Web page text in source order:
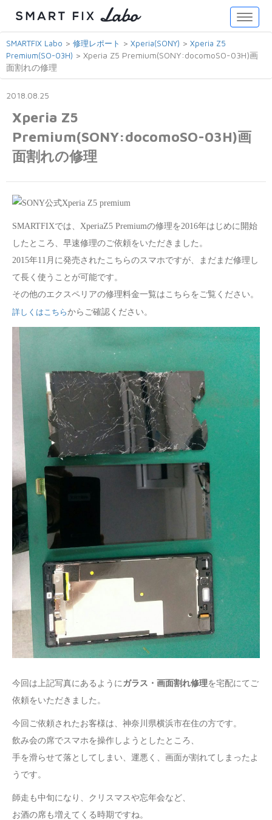
Toggle
SMARTFIX Labo > 修理レポート > Xperia(SONY) > Xperia Z5
Premium(SO-03H) > Xperia Z5 Premium(SONY:docomoSO-03H)画
面割れの修理
2018.08.25
Xperia Z5
Premium(SONY:docomoSO-03H)画
面割れの修理
SMARTFIXでは、XperiaZ5 Premiumの修理を2016年はじめに開始
したところ、早速修理のご依頼をいただきました。
2015年11月に発売されたこちらのスマホですが、まだまだ修理し
て長く使うことが可能です。
その他のエクスペリアの修理料金一覧はこちらをご覧ください。
詳しくはこちらからご確認ください。
今回は上記写真にあるように ガラス・画面割れ修理を宅配にてご
依頼をいただきました。
今回ご依頼されたお客様は、神奈川県横浜市在住の方です。
飲み会の席でスマホを操作しようとしたところ、
手を滑らせて落としてしまい、運悪く、画面が割れてしまったよ
うです。
師走も中旬になり、クリスマスや忘年会など、
お酒の席も増えてくる時期ですね。